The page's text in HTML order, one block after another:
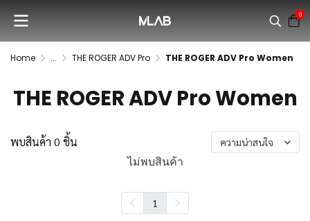
0
Home ... THE ROGER ADV Pro THE ROGER ADV Pro Women
THE ROGER ADV Pro Women
พบสินค้า 0 ชิ้น ความน่าสนใจ
ไม่พบสินค้า
1